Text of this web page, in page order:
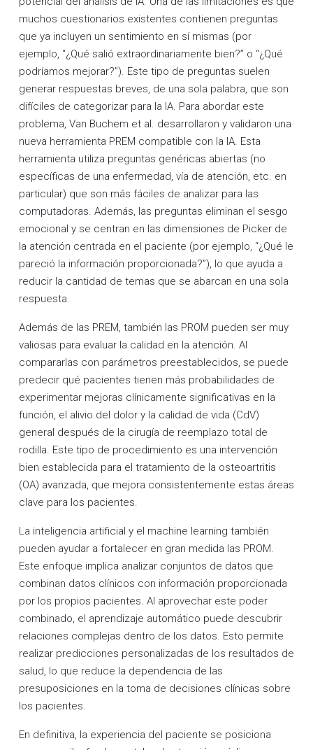
muchos cuestionarios existentes contienen preguntas
que ya incluyen un sentimiento en sí mismas (por
ejemplo, “¿Qué salió extraordinariamente bien?” o “¿Qué
podríamos mejorar?”). Este tipo de preguntas suelen
generar respuestas breves, de una sola palabra, que son
difíciles de categorizar para la IA. Para abordar este
problema, Van Buchem et al. desarrollaron y validaron una
nueva herramienta PREM compatible con la IA. Esta
herramienta utiliza preguntas genéricas abiertas (no
específicas de una enfermedad, vía de atención, etc. en
particular) que son más fáciles de analizar para las
computadoras. Además, las preguntas eliminan el sesgo
emocional y se centran en las dimensiones de Picker de
la atención centrada en el paciente (por ejemplo, “¿Qué le
pareció la información proporcionada?”), lo que ayuda a
reducir la cantidad de temas que se abarcan en una sola
respuesta.
Además de las PREM, también las PROM pueden ser muy
valiosas para evaluar la calidad en la atención. Al
compararlas con parámetros preestablecidos, se puede
predecir qué pacientes tienen más probabilidades de
experimentar mejoras clínicamente significativas en la
función, el alivio del dolor y la calidad de vida (CdV)
general después de la cirugía de reemplazo total de
rodilla. Este tipo de procedimiento es una intervención
bien establecida para el tratamiento de la osteoartritis
(OA) avanzada, que mejora consistentemente estas áreas
clave para los pacientes.
La inteligencia artificial y el machine learning también
pueden ayudar a fortalecer en gran medida las PROM.
Este enfoque implica analizar conjuntos de datos que
combinan datos clínicos con información proporcionada
por los propios pacientes. Al aprovechar este poder
combinado, el aprendizaje automático puede descubrir
relaciones complejas dentro de los datos. Esto permite
realizar predicciones personalizadas de los resultados de
salud, lo que reduce la dependencia de las
presuposiciones en la toma de decisiones clínicas sobre
los pacientes.
En definitiva, la experiencia del paciente se posiciona